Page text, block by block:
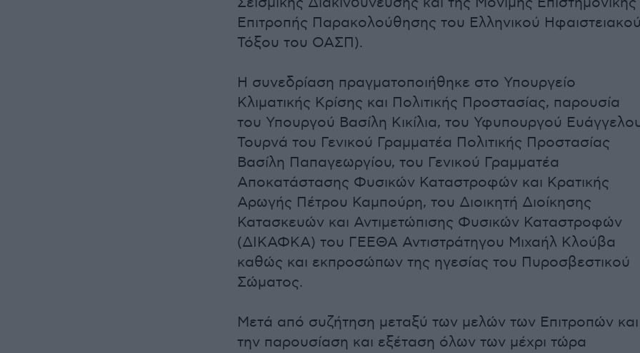
Επιτροπής Παρακολούθησης του Ελληνικού
Τόξου του ΟΑΣΠ).
Η συνεδρίαση πραγματοποιήθηκε στο Υπουργείο
Κλιματικής Κρίσης και Πολιτικής Προστασίας, παρουσία
του Υπουργού Βασίλη Κικίλια, του Υφυπουργού
Τουρνά του Γενικού Γραμματέα Πολιτικής Προστασίας
Βασίλη Παπαγεωργίου, του Γενικού Γραμματέα
Αποκατάστασης Φυσικών Καταστροφών και Κρατικής
Αρωγής Πέτρου Καμπούρη, του Διοικητή Διοίκησης
Κατασκευών και Αντιμετώπισης Φυσικών Καταστροφών
(ΔΙΚΑΦΚΑ) του ΓΕΕΘΑ Αντιστράτηγου Μιχαήλ Κλούβα
καθώς και εκπροσώπων της ηγεσίας του Πυροσβεστικού
Σώματος.
Μετά από συζήτηση μεταξύ των μελών των Επιτροπών και
την παρουσίαση και εξέταση όλων των μέχρι τώρα